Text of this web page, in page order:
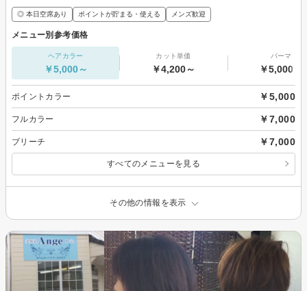
◎ 本日空席あり ポイントが貯まる・使える メンズ歓迎
メニュー別参考価格
ヘアカラー
￥5,000～
カット単価
￥4,200～
パーマ
￥5,000～
ポイントカラー ￥5,000
フルカラー ￥7,000
ブリーチ ￥7,000
すべてのメニューを見る
その他の情報を表示